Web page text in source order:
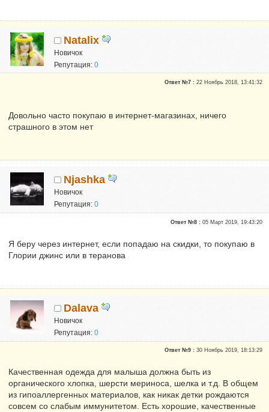
Natalix
Новичок
Репутация:0
Ответ №7 :22 Ноябрь 2018, 13:41:32
Довольно часто покупаю в интернет-магазинах, ничего
страшного в этом нет
Njashka
Новичок
Репутация:0
Ответ №8 :05 Март 2019, 19:43:20
Я беру через интернет, если попадаю на скидки, то покупаю в
Глории джинс или в теранова
Dalava
Новичок
Репутация:0
Ответ №9 :30 Ноябрь 2019, 18:13:29
Качественная одежда для малыша должна быть из
органического хлопка, шерсти мериноса, шелка и т.д. В общем
из гипоаллергенных материалов, как никак детки рождаются
совсем со слабым иммунитетом. Есть хорошие, качественные